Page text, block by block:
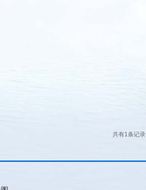
共有1条记录